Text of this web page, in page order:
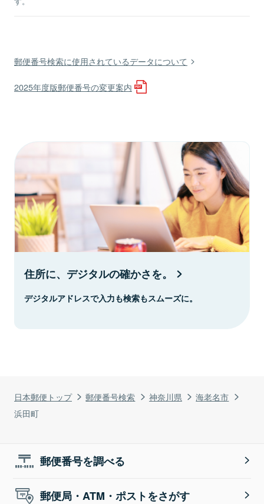
日本郵便トップ 郵便番号検索 神奈川県
海老名市
浜田町
郵便番号検索に使用されているデータについて
2025年度版郵便番号の変更案内
住所に、デジタルの確かさを。
デジタルアドレスで入力も検索もスムーズに。
郵便番号を調べる
郵便局・ATM・ポストをさがす